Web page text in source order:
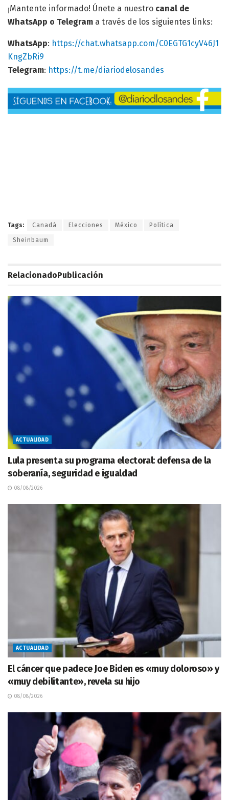
¡Mantente informado! Únete a nuestro canal de
WhatsApp o Telegram a través de los siguientes links:
WhatsApp: https://chat.whatsapp.com/C0EGTG1cyV46J1
KngZbRi9
Telegram: https://t.me/diariodelosandes
Tags: Canadá Elecciones México Política
Sheinbaum
RelacionadoPublicación
ACTUALIDAD
Lula presenta su programa electoral: defensa de la
soberanía, seguridad e igualdad
08/08/2026
ACTUALIDAD
El cáncer que padece Joe Biden es «muy doloroso» y
«muy debilitante», revela su hijo
08/08/2026